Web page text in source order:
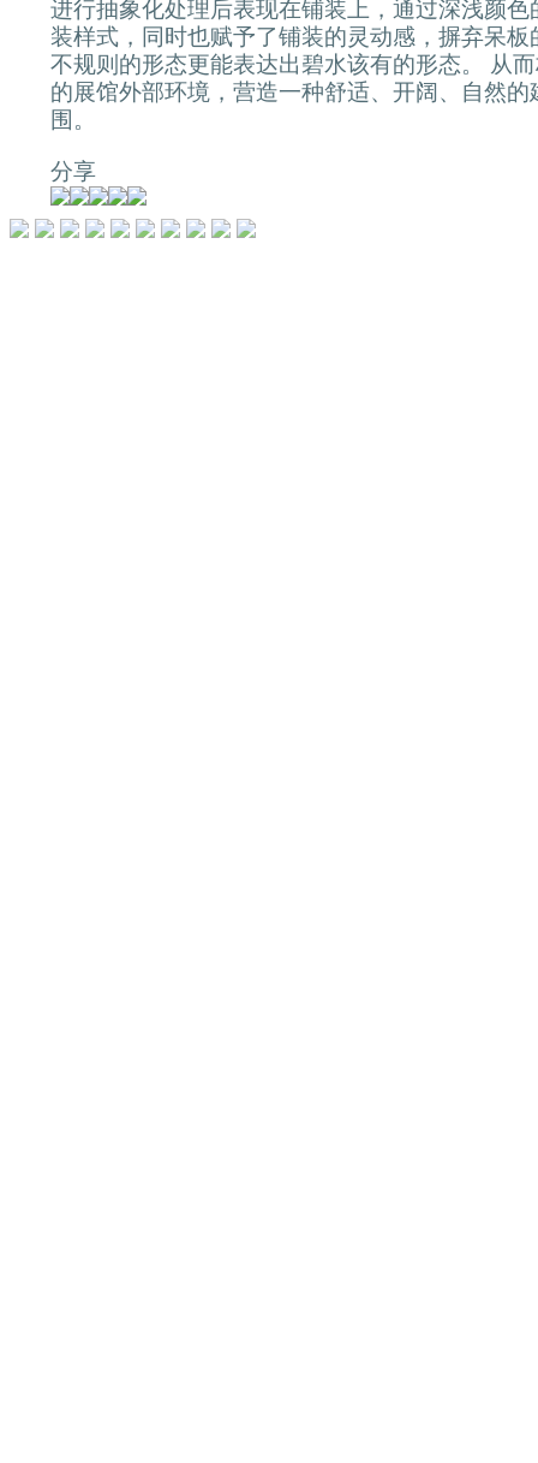
进行抽象化处理后表现在铺装上，通过深浅颜色
装样式，同时也赋予了铺装的灵动感，摒弃呆板
不规则的形态更能表达出碧水该有的形态。 从
的展馆外部环境，营造一种舒适、开阔、自然的
围。
分享